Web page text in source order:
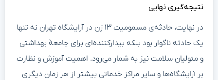
نتیجه‌گیری نهایی
در نهایت، حادثه‌ی مسمومیت ۱۳ زن در آرایشگاه تهران نه تنها
یک حادثه ناگوار بود بلکه بیدارکننده‌ای برای جامعهٔ بهداشتی
و متولیان سلامت نیز به شمار می‌رود. اهمیت آموزش و نظارت
بر آرایشگاه‌ها و سایر مراکز خدماتی بیشتر از هر زمان دیگری